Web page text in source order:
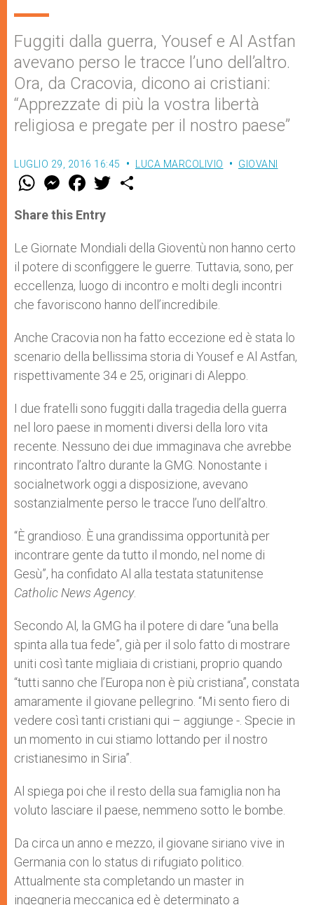
Fuggiti dalla guerra, Yousef e Al Astfan
avevano perso le tracce l’uno dell’altro.
Ora, da Cracovia, dicono ai cristiani:
“Apprezzate di più la vostra libertà
religiosa e pregate per il nostro paese”
LUGLIO 29, 2016 16:45 LUCA MARCOLIVIO GIOVANI
W
t
s
p
p
M
e
s
e
g
e
r
F
a
e
b
o
k
w
r
Share this Entry
Le Giornate Mondiali della Gioventù non hanno certo
il potere di sconfiggere le guerre. Tuttavia, sono, per
eccellenza, luogo di incontro e molti degli incontri
che favoriscono hanno dell’incredibile.
Anche Cracovia non ha fatto eccezione ed è stata lo
scenario della bellissima storia di Yousef e Al Astfan,
rispettivamente 34 e 25, originari di Aleppo.
I due fratelli sono fuggiti dalla tragedia della guerra
nel loro paese in momenti diversi della loro vita
recente. Nessuno dei due immaginava che avrebbe
rincontrato l’altro durante la GMG. Nonostante i
socialnetwork oggi a disposizione, avevano
sostanzialmente perso le tracce l’uno dell’altro.
“È grandioso. È una grandissima opportunità per
incontrare gente da tutto il mondo, nel nome di
Gesù”, ha confidato Al alla testata statunitense
Catholic News Agency.
Secondo Al, la GMG ha il potere di dare “una bella
spinta alla tua fede”, già per il solo fatto di mostrare
uniti così tante migliaia di cristiani, proprio quando
“tutti sanno che l’Europa non è più cristiana”, constata
amaramente il giovane pellegrino. “Mi sento fiero di
vedere così tanti cristiani qui – aggiunge -. Specie in
un momento in cui stiamo lottando per il nostro
cristianesimo in Siria”.
Al spiega poi che il resto della sua famiglia non ha
voluto lasciare il paese, nemmeno sotto le bombe.
Da circa un anno e mezzo, il giovane siriano vive in
Germania con lo status di rifugiato politico.
Attualmente sta completando un master in
ingegneria meccanica ed è determinato a